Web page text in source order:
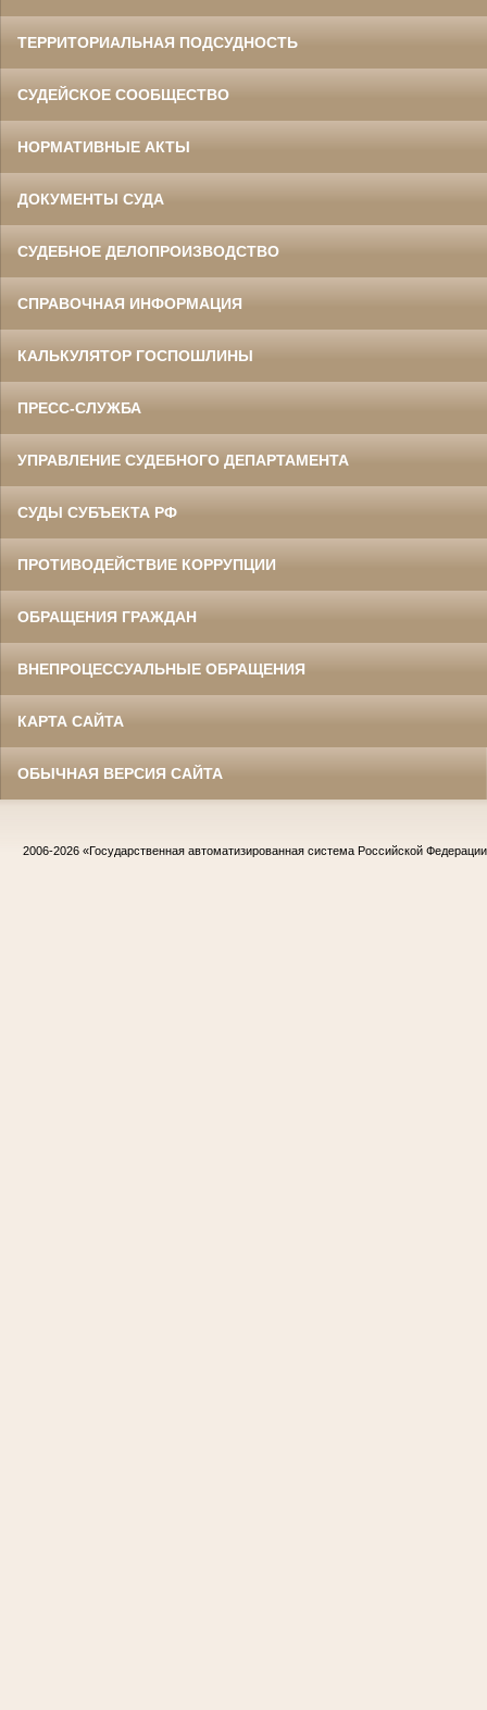
ТЕРРИТОРИАЛЬНАЯ ПОДСУДНОСТЬ
СУДЕЙСКОЕ СООБЩЕСТВО
НОРМАТИВНЫЕ АКТЫ
ДОКУМЕНТЫ СУДА
СУДЕБНОЕ ДЕЛОПРОИЗВОДСТВО
СПРАВОЧНАЯ ИНФОРМАЦИЯ
КАЛЬКУЛЯТОР ГОСПОШЛИНЫ
ПРЕСС-СЛУЖБА
УПРАВЛЕНИЕ СУДЕБНОГО ДЕПАРТАМЕНТА
СУДЫ СУБЪЕКТА РФ
ПРОТИВОДЕЙСТВИЕ КОРРУПЦИИ
ОБРАЩЕНИЯ ГРАЖДАН
ВНЕПРОЦЕССУАЛЬНЫЕ ОБРАЩЕНИЯ
КАРТА САЙТА
ОБЫЧНАЯ ВЕРСИЯ САЙТА
2006-2026 «Государственная автоматизированная система Российской